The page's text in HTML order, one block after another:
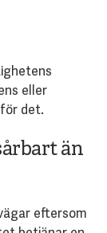
eller
det.
än
eftersom